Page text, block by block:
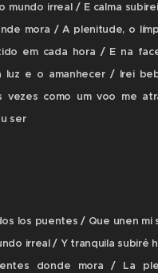
mundo irreal / E calma
mora / A plenitude, o
em cada hora / E na
luz e o amanhecer / Irei
vezes como um voo me
ser
los puentes / Que unen mi
irreal / Y tranquila subiré
donde mora / La